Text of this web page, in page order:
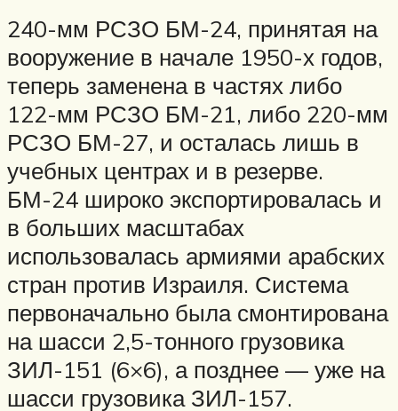
240-мм РСЗО БМ-24, принятая на
вооружение в начале 1950-х годов,
теперь заменена в частях либо
122-мм РСЗО БМ-21, либо 220-мм
РСЗО БМ-27, и осталась лишь в
учебных центрах и в резерве.
БМ-24 широко экспортировалась и
в больших масштабах
использовалась армиями арабских
стран против Израиля. Система
первоначально была смонтирована
на шасси 2,5-тонного грузовика
ЗИЛ-151 (6×6), а позднее — уже на
шасси грузовика ЗИЛ-157.